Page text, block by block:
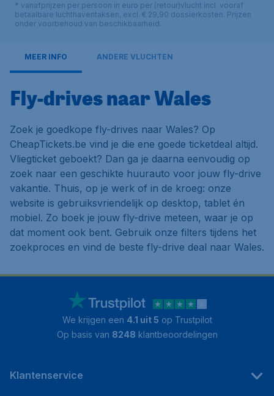
* vanafprijzen per persoon in euro per (retour)vlucht incl. vooraf
betaalbare luchthaventaksen, excl. € 29,90 dossierkosten. Prijzen
onder voorbehoud van beschikbaarheid.
MEER INFO ANDERE VLUCHTEN
Fly-drives naar Wales
Zoek je goedkope fly-drives naar Wales? Op
CheapTickets.be vind je die ene goede ticketdeal altijd.
Vliegticket geboekt? Dan ga je daarna eenvoudig op
zoek naar een geschikte huurauto voor jouw fly-drive
vakantie. Thuis, op je werk of in de kroeg: onze
website is gebruiksvriendelijk op desktop, tablet én
mobiel. Zo boek je jouw fly-drive meteen, waar je op
dat moment ook bent. Gebruik onze filters tijdens het
zoekproces en vind de beste fly-drive deal naar Wales.
We krijgen een 4.1 uit 5 op Trustpilot
Op basis van 8248 klantbeoordelingen
Klantenservice